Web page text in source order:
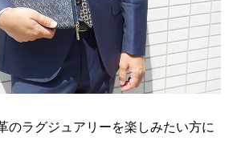
のラグジュアリーを楽しみたい方に